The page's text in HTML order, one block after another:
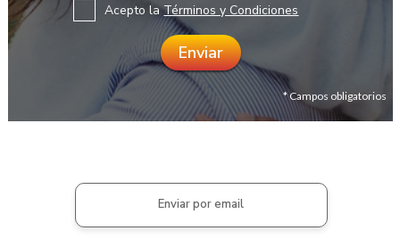
Acepto laTérminos y Condiciones
* Campos obligatorios
Enviar por email